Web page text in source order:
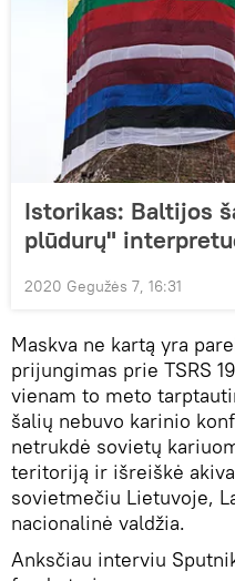
Istorikas: Baltijos
plūdurų"
2020 Gegužės 7, 16:31
Maskva ne kartą yra
prijungimas prie TSRS
vienam to meto
šalių nebuvo karinio
netrukdė sovietų
teritoriją ir išreiškė
sovietmečiu Lietuvoje,
nacionalinė valdžia.
Anksčiau interviu